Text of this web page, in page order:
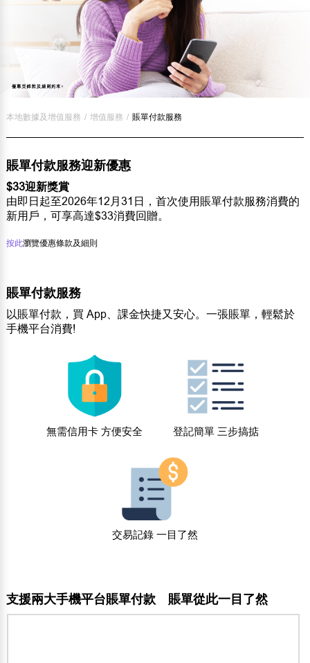
本地數據及增值服務 / 增值服務 / 賬單付款服務
賬單付款服務迎新優惠
$33迎新獎賞
由即日起至2026年12月31日，首次使用賬單付款服務消費的
新用戶，可享高達$33消費回贈。
按此瀏覽優惠條款及細則
賬單付款服務
以賬單付款，買 App、課金快捷又安心。一張賬單，輕鬆於
手機平台消費!
無需信用卡 方便安全 登記簡單 三步搞掂
交易記錄 一目了然
支援兩大手機平台賬單付款 賬單從此一目了然